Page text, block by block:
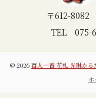
〒612-8082
TEL 075-
© 2026 百人一首 花札 光琳か